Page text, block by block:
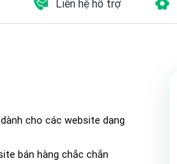
Liên hệ hỗ trợ
cho các website dạng
bán hàng chắc chắn